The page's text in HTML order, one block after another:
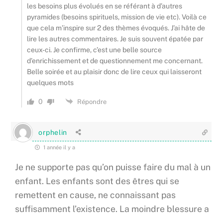
les besoins plus évolués en se référant à d’autres
pyramides (besoins spirituels, mission de vie etc). Voilà ce
que cela m’inspire sur 2 des thèmes évoqués. J’ai hâte de
lire les autres commentaires. Je suis souvent épatée par
ceux-ci. Je confirme, c’est une belle source
d’enrichissement et de questionnement me concernant.
Belle soirée et au plaisir donc de lire ceux qui laisseront
quelques mots
0 Répondre
orphelin
1 année il y a
Je ne supporte pas qu’on puisse faire du mal à un
enfant. Les enfants sont des êtres qui se
remettent en cause, ne connaissant pas
suffisamment l’existence. La moindre blessure a